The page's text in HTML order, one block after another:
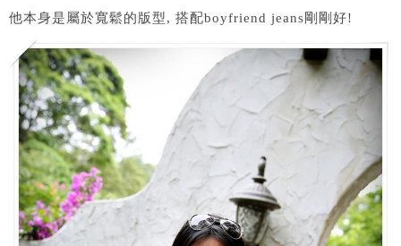
他本身是屬於寬鬆的版型, 搭配boyfriend jeans剛剛好!